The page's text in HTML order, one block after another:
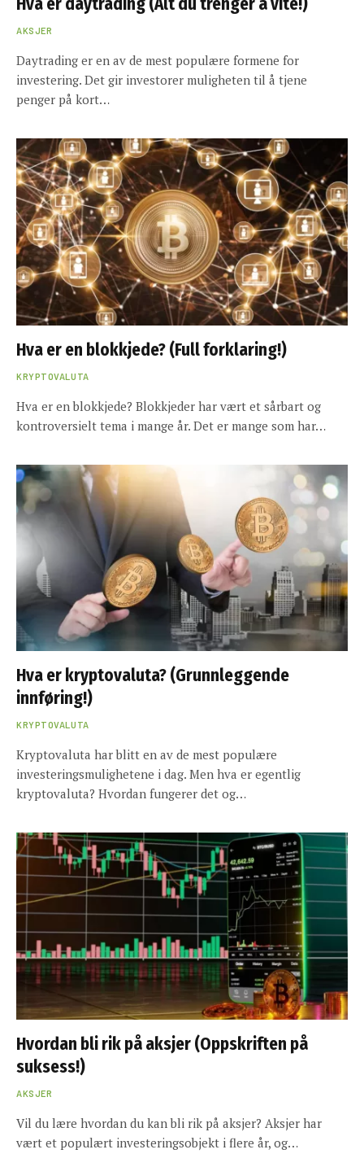
AKSJER
Daytrading er en av de mest populære formene for
investering. Det gir investorer muligheten til å tjene
penger på kort…
Hva er en blokkjede? (Full forklaring!)
KRYPTOVALUTA
Hva er en blokkjede? Blokkjeder har vært et sårbart og
kontroversielt tema i mange år. Det er mange som har…
Hva er kryptovaluta? (Grunnleggende
innføring!)
KRYPTOVALUTA
Kryptovaluta har blitt en av de mest populære
investeringsmulighetene i dag. Men hva er egentlig
kryptovaluta? Hvordan fungerer det og…
Hvordan bli rik på aksjer (Oppskriften på
suksess!)
AKSJER
Vil du lære hvordan du kan bli rik på aksjer? Aksjer har
vært et populært investeringsobjekt i flere år, og…